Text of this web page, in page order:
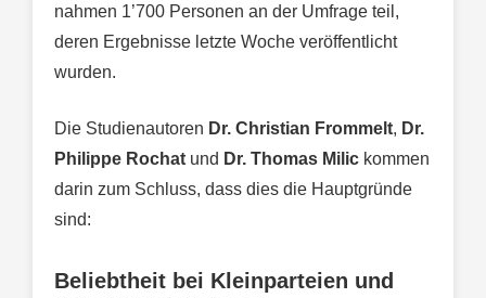
nahmen 1’700 Personen an der Umfrage teil,
deren Ergebnisse letzte Woche veröffentlicht
wurden.
Die Studienautoren Dr. Christian Frommelt, Dr.
Philippe Rochat und Dr. Thomas Milic kommen
darin zum Schluss, dass dies die Hauptgründe
sind:
Beliebtheit bei Kleinparteien und